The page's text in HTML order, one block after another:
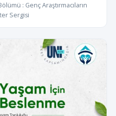
: Genç Araştırmacıların
Sergisi